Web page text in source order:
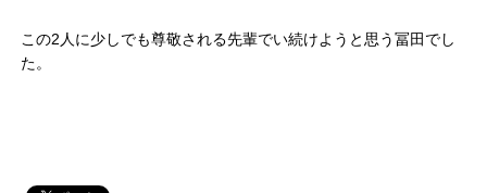
この2人に少しでも尊敬される先輩でい続けようと思う冨田でし
た。